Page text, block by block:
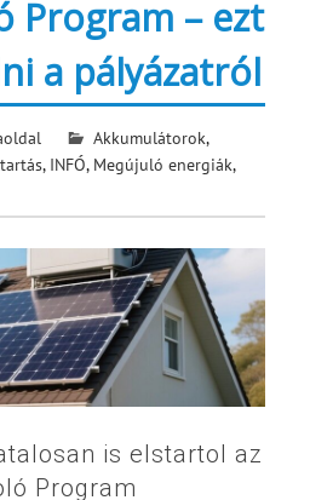
Program – ezt
a pályázatról
Akkumulátorok,
, INFÓ, Megújuló energiák,
is elstartol az
Program